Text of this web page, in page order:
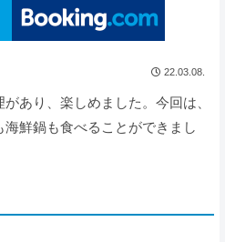
22.03.08.
あり、楽しめました。今回は、
鮮鍋も食べることができまし